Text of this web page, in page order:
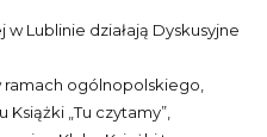
Lublinie działają Dyskusyjne
ramach ogólnopolskiego,
„Tu czytamy”,